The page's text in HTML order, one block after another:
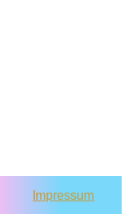
Impressum